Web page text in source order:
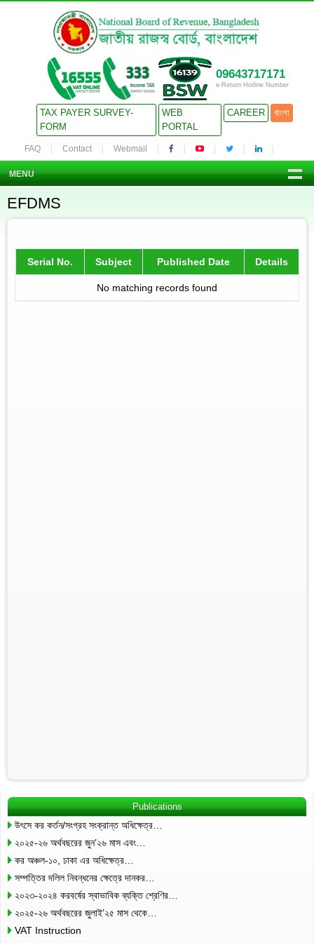
09643717171
e-Return Hotline Number
TAX PAYER SURVEY-
FORM
WEB
PORTAL
CAREER বাংলা
FAQ Contact Webmail
MENU
EFDMS
Serial No. Subject Published Date Details
No matching records found
Publications
উৎসে কর কর্তন/সংগ্রহ সংক্রান্ত অধিক্ষেত্র…
২০২৫-২৬ অর্থবছরের জুন’২৬ মাস এবং…
কর অঞ্চল-১০, ঢাকা এর অধিক্ষেত্র…
সম্পত্তির দলিল নিবন্ধনের ক্ষেত্রে দানকর…
২০২৩-২০২৪ করবর্ষের স্বাভাবিক ব্যক্তি শ্রেণির…
২০২৫-২৬ অর্থবছরের জুলাই’২৫ মাস থেকে…
VAT Instruction